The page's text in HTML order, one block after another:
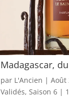
Madagascar,
par L'Ancien |Août
Validés,Saison 6 |